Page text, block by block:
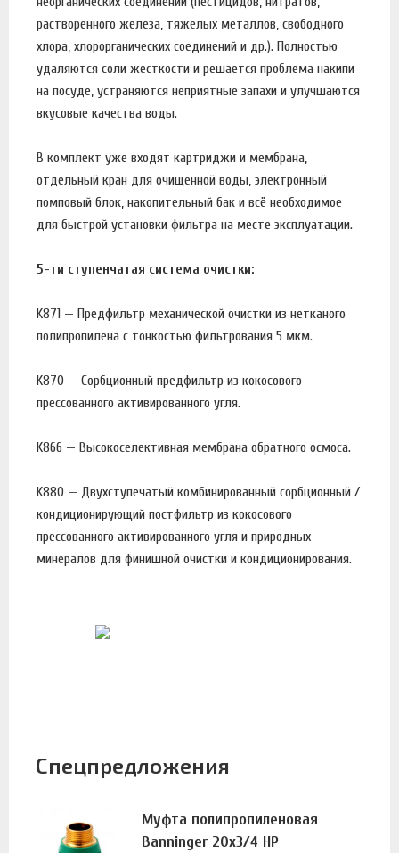
растворенного железа, тяжелых металлов, свободного
хлора, хлорорганических соединений и др.). Полностью
удаляются соли жесткости и решается проблема накипи
на посуде, устраняются неприятные запахи и улучшаются
вкусовые качества воды.
В комплект уже входят картриджи и мембрана,
отдельный кран для очищенной воды, электронный
помповый блок, накопительный бак и всё необходимое
для быстрой установки фильтра на месте эксплуатации.
5-ти ступенчатая система очистки:
K871 — Предфильтр механической очистки из нетканого
полипропилена с тонкостью фильтрования 5 мкм.
K870 — Сорбционный предфильтр из кокосового
прессованного активированного угля.
K866 — Высокоселективная мембрана обратного осмоса.
K880 — Двухступечатый комбинированный сорбционный /
кондиционирующий постфильтр из кокосового
прессованного активированного угля и природных
минералов для финишной очистки и кондиционирования.
Спецпредложения
Муфта полипропиленовая
Banninger 20х3/4 НР